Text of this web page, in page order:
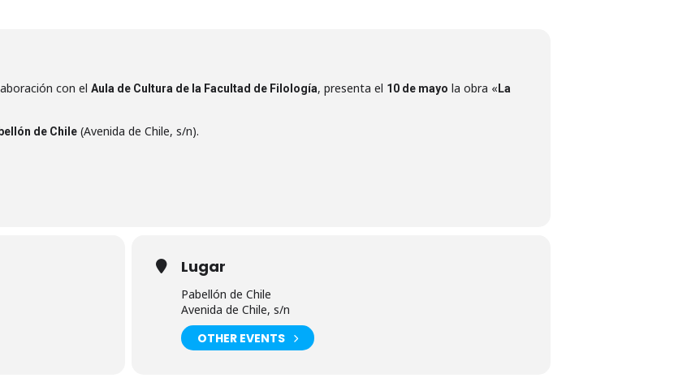
con el Aula de Cultura de la Facultad de Filología, presenta el 10 de mayo la obra « La
de Chile (Avenida de Chile, s/n).
Lugar
Pabellón de Chile
Avenida de Chile, s/n
OTHER EVENTS